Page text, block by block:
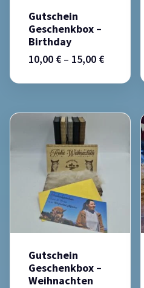
Gutschein
Geschenkbox –
Birthday
10,00 € – 15,00 €
Gutschein
Geschenkbox –
Weihnachten